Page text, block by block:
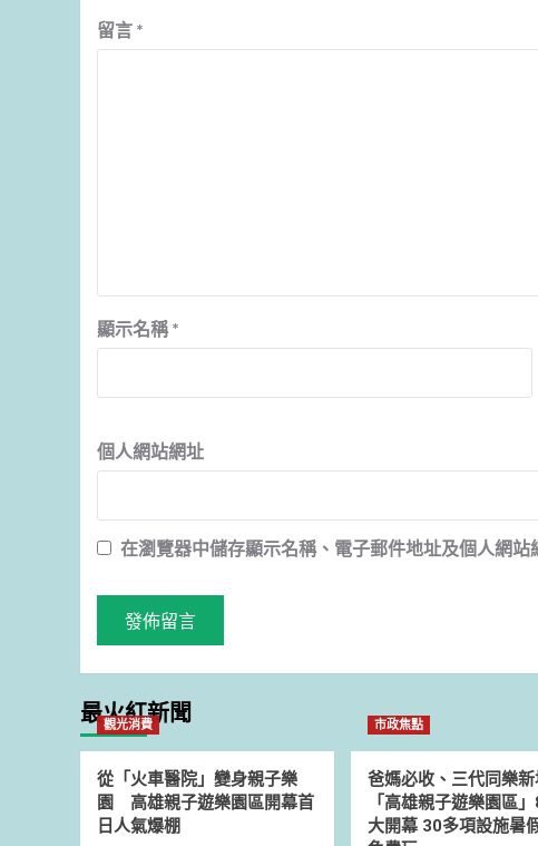
留言 *
顯示名稱 *
個人網站網址
在瀏覽器中儲存顯示名稱、電子郵件地址及個人網站
最火紅新聞
觀光消費
從「火車醫院」變身親子樂
園 高雄親子遊樂園區開幕首
日人氣爆棚
市政焦點
爸媽必收、三代同樂新
「高雄親子遊樂園區
大開幕 30多項設施暑